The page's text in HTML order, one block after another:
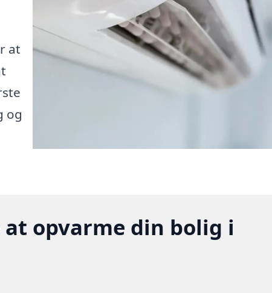
at
og
opvarme din bolig i